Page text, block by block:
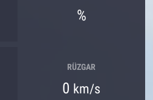
%
RÜZGAR
0 km/s